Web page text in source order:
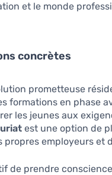
et le monde
concrètes
prometteuse
formations en phase
les jeunes aux
est une option de
propres employeurs et
de prendre